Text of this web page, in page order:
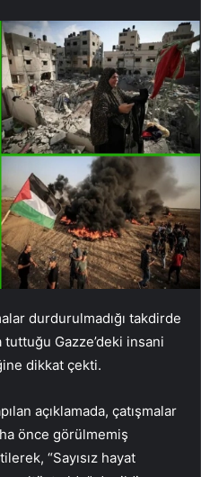
durdurulmadığı takdirde
tuttuğu Gazze’deki insani
dikkat çekti.
açıklamada, çatışmalar
önce görülmemiş
“Sayısız hayat